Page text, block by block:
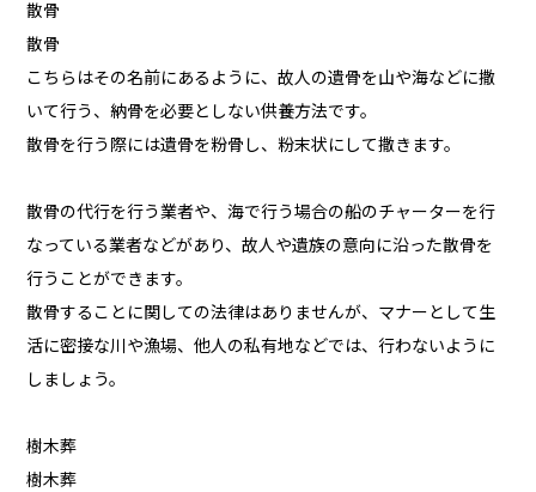
散骨
散骨
こちらはその名前にあるように、故人の遺骨を山や海などに撒
いて行う、納骨を必要としない供養方法です。
散骨を行う際には遺骨を粉骨し、粉末状にして撒きます。
散骨の代行を行う業者や、海で行う場合の船のチャーターを行
なっている業者などがあり、故人や遺族の意向に沿った散骨を
行うことができます。
散骨することに関しての法律はありませんが、マナーとして生
活に密接な川や漁場、他人の私有地などでは、行わないように
しましょう。
樹木葬
樹木葬